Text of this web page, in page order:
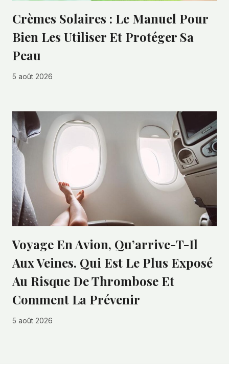
Crèmes Solaires : Le Manuel Pour
Bien Les Utiliser Et Protéger Sa
Peau
5 août 2026
Voyage En Avion, Qu’arrive-T-Il
Aux Veines. Qui Est Le Plus Exposé
Au Risque De Thrombose Et
Comment La Prévenir
5 août 2026